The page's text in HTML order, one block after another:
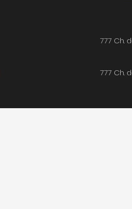
777 Ch.
777 Ch.